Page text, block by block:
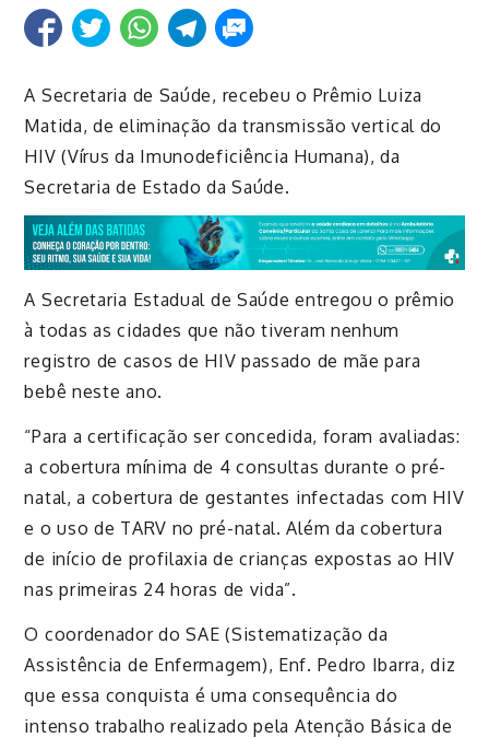
A Secretaria de Saúde, recebeu o Prêmio Luiza
Matida, de eliminação da transmissão vertical do
HIV (Vírus da Imunodeficiência Humana), da
Secretaria de Estado da Saúde.
A Secretaria Estadual de Saúde entregou o prêmio
à todas as cidades que não tiveram nenhum
registro de casos de HIV passado de mãe para
bebê neste ano.
“Para a certificação ser concedida, foram avaliadas:
a cobertura mínima de 4 consultas durante o pré-
natal, a cobertura de gestantes infectadas com HIV
e o uso de TARV no pré-natal. Além da cobertura
de início de profilaxia de crianças expostas ao HIV
nas primeiras 24 horas de vida”.
O coordenador do SAE (Sistematização da
Assistência de Enfermagem), Enf. Pedro Ibarra, diz
que essa conquista é uma consequência do
intenso trabalho realizado pela Atenção Básica de